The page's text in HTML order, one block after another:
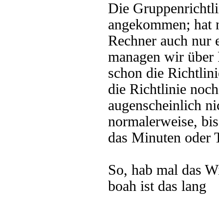
Die
angekommen; hat
Rechner auch
managen wir über
schon die
die Richtlinie
augenscheinlich
normalerweise,
das Minuten oder
So, hab mal das
boah ist das lang